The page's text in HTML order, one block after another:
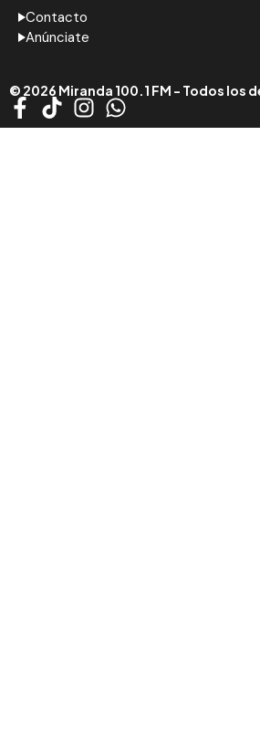
Contacto
Anúnciate
© 2026 Miranda 100.1 FM - Todos los